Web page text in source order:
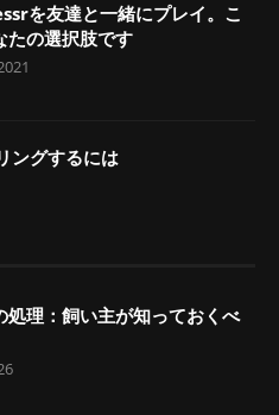
を友達と一緒にプレイ。こ
たの選択肢です
ングするには
処理：飼い主が知っておくべ